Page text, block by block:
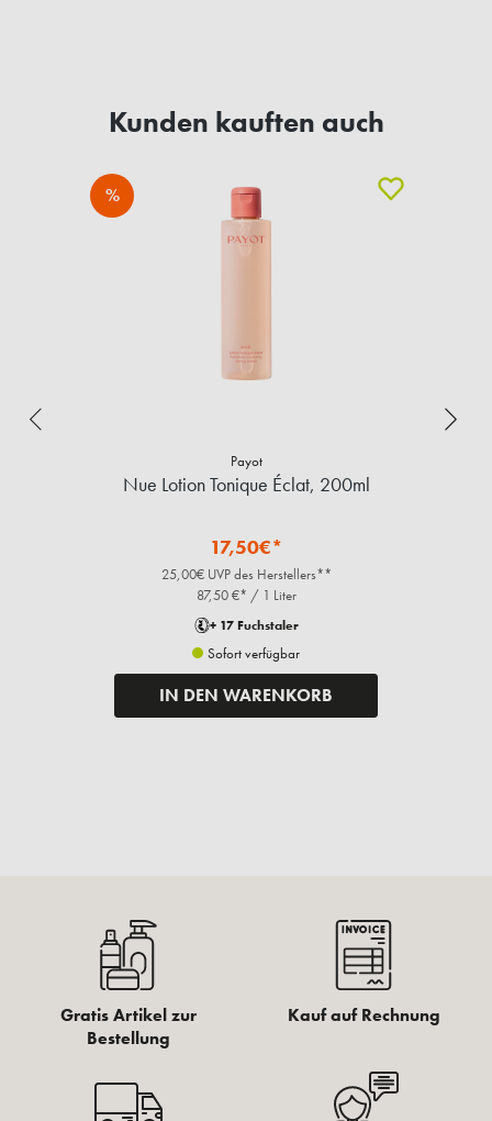
Kunden kauften auch
%
Payot
Nue Lotion Tonique Éclat, 200ml
17,50€*
25,00€ UVP des Herstellers**
87,50 €* / 1 Liter
+ 17 Fuchstaler
Sofort verfügbar
IN DEN WARENKORB
Gratis Artikel zur
Bestellung
Kauf auf Rechnung